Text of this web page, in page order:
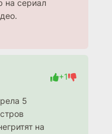
на сериал
+1
5
на